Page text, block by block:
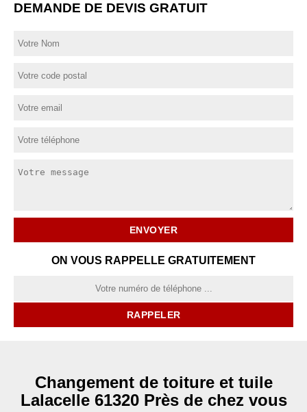
DEMANDE DE DEVIS GRATUIT
ON VOUS RAPPELLE GRATUITEMENT
Changement de toiture et tuile
Lalacelle 61320 Près de chez vous